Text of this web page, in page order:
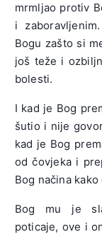
mrmljao protiv
i
Bogu zašto si
još teže i
bolesti.
I kad je Bog
šutio i nije
kad je Bog
od čovjeka i
Bog načina
Bog mu je
poticaje, ove i